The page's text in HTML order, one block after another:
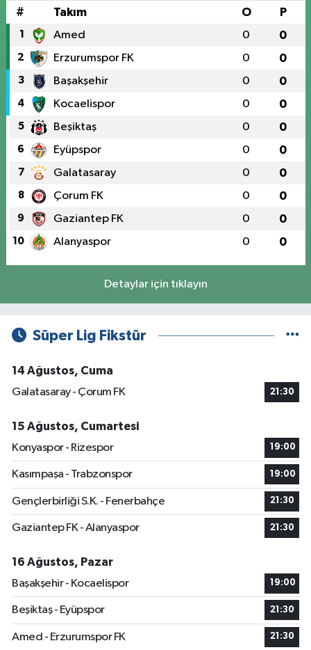
# Takım O P
1 Amed 0 0
2 Erzurumspor FK 0 0
3 Başakşehir 0 0
4 Kocaelispor 0 0
5 Beşiktaş 0 0
6 Eyüpspor 0 0
7 Galatasaray 0 0
8 Çorum FK 0 0
9 Gaziantep FK 0 0
10 Alanyaspor 0 0
Detaylar için tıklayın
Süper Lig Fikstür
14 Ağustos, Cuma
Galatasaray - Çorum FK
21:30
15 Ağustos, Cumartesi
Konyaspor - Rizespor
19:00
Kasımpaşa - Trabzonspor 19:00
Gençlerbirliği S.K. - Fenerbahçe 21:30
Gaziantep FK - Alanyaspor 21:30
16 Ağustos, Pazar
Başakşehir - Kocaelispor
19:00
Beşiktaş - Eyüpspor 21:30
Amed - Erzurumspor FK 21:30